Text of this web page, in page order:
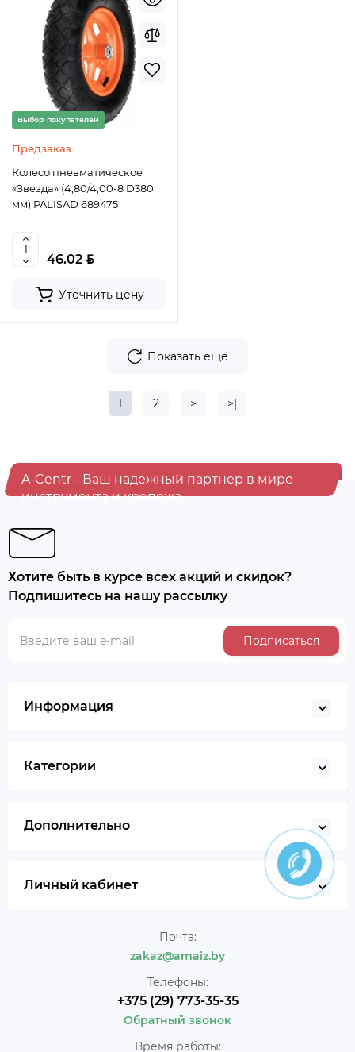
Выбор покупателей
Предзаказ
Колесо пневматическое
«Звезда» (4,80/4,00-8 D380
мм) PALISAD 689475
46.02 BYN
Уточнить цену
Показать еще
1 2 > >|
A-Centr - Ваш надежный партнер в мире
инструмента и крепежа
Хотите быть в курсе всех акций и скидок?
Подпишитесь на нашу рассылку
Подписаться
Информация
Категории
Дополнительно
Личный кабинет
Почта:
zakaz@amaiz.by
Телефоны:
+375 (29) 773-35-35
Обратный звонок
Время работы: